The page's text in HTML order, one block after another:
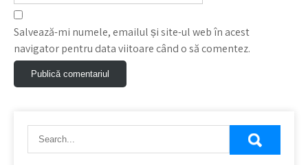
Salvează-mi numele, emailul și site-ul web în acest
navigator pentru data viitoare când o să comentez.